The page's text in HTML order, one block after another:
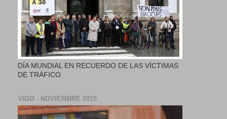
DÍA MUNDIAL EN RECUERDO DE LAS VÍCTIMAS
DE TRÁFICO
VIGO - NOVIEMBRE 2015